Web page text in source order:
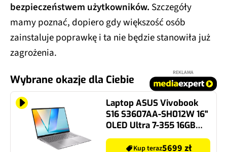
bezpieczeństwem użytkowników. Szczegóły
mamy poznać, dopiero gdy większość osób
zainstaluje poprawkę i ta nie będzie stanowiła już
zagrożenia.
Wybrane okazje dla Ciebie
REKLAMA
Laptop ASUS Vivobook
S16 S3607AA-SH012W 16"
OLED Ultra 7-355 16GB
RAM 512GB SSD Windows
11 HomeKup teraz5699 zł